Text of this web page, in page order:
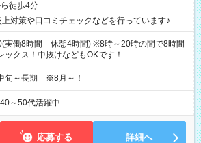
徒歩4分
上対策や口コミチェックなどを行っています♪
実働8時間 休憩4時間) ※8時～20時の間で8時間
ックス！中抜けなどもOKです！
旬～長期 ※8月～！
40～50代活躍中
応募する 詳細へ